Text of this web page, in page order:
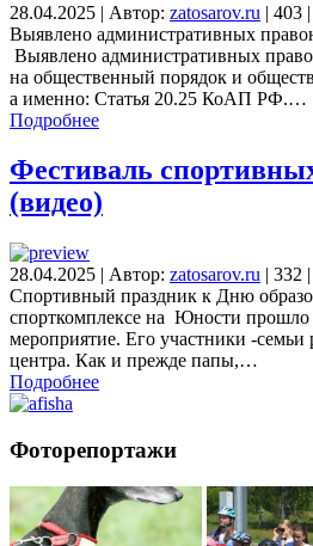
28.04.2025 | Автор: zatosarov.ru | 403 |
Выявлено административных
Выявлено административных
на общественный порядок и
а именно: Статья 20.25 КоАП РФ.…
Подробнее
Фестиваль
(видео)
28.04.2025 | Автор: zatosarov.ru | 332 |
Спортивный праздник к Дню
спорткомплексе на Юности прошло
мероприятие. Его участники -семьи
центра. Как и прежде папы,…
Подробнее
Фоторепортажи